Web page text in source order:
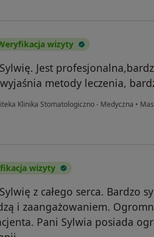
wizyty
Jest
metody leczenia,
Klinika Stomatologiczno - Medyczna •
wizyty
z całego serca. Bardzo
i zaangażowaniem.
Pani Sylwia posiada